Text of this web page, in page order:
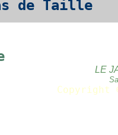
de Taille
LE
Copyright